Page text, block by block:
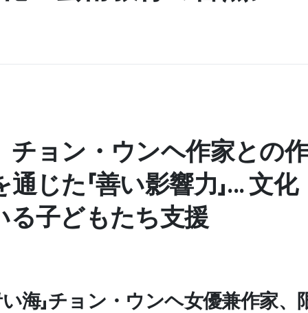
チョン・ウンヘ作家との
じた「善い影響力」... 文
る子どもたち支援
い海」チョン・ウンヘ女優兼作家